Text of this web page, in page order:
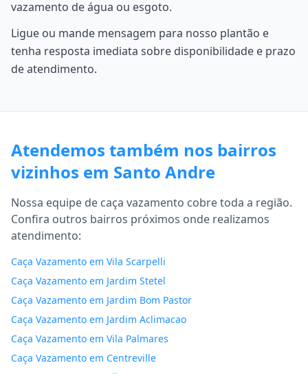
vazamento de água ou esgoto.
Ligue ou mande mensagem para nosso plantão e
tenha resposta imediata sobre disponibilidade e prazo
de atendimento.
Atendemos também nos bairros
vizinhos em Santo Andre
Nossa equipe de caça vazamento cobre toda a região.
Confira outros bairros próximos onde realizamos
atendimento:
Caça Vazamento em Vila Scarpelli
Caça Vazamento em Jardim Stetel
Caça Vazamento em Jardim Bom Pastor
Caça Vazamento em Jardim Aclimacao
Caça Vazamento em Vila Palmares
Caça Vazamento em Centreville